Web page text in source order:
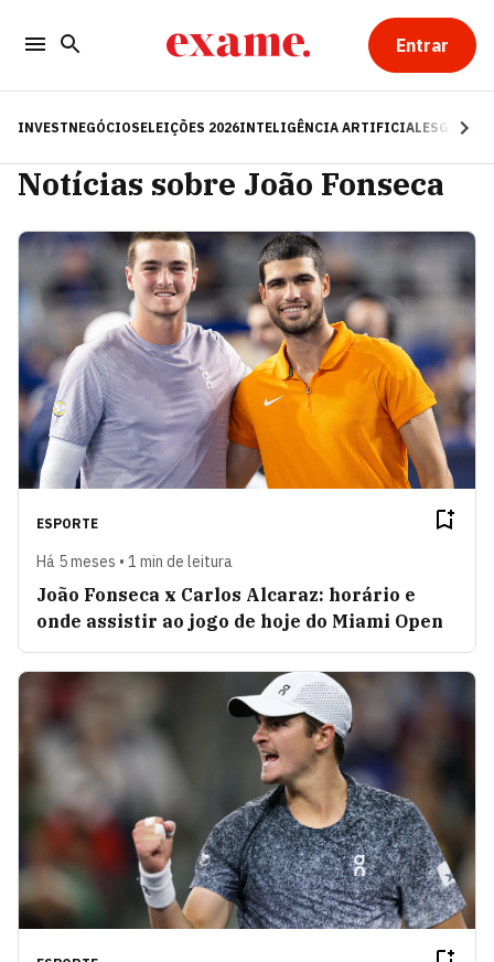
Entrar
INVESTNEGÓCIOSELEIÇÕES 2026INTELIGÊNCIA ARTIFICIALESG
Notícias sobre João Fonseca
ESPORTE
Há 5 meses • 1 min de leitura
João Fonseca x Carlos Alcaraz: horário e
onde assistir ao jogo de hoje do Miami Open